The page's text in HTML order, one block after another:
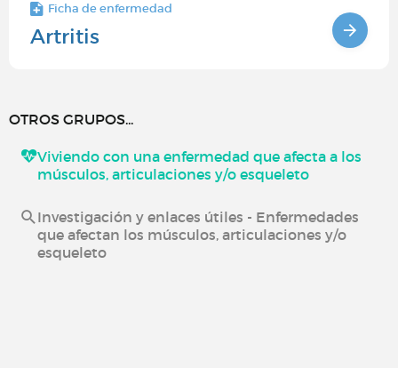
Ficha de enfermedad
Artritis
OTROS GRUPOS...
Viviendo con una enfermedad que afecta a los
músculos, articulaciones y/o esqueleto
Investigación y enlaces útiles - Enfermedades
que afectan los músculos, articulaciones y/o
esqueleto